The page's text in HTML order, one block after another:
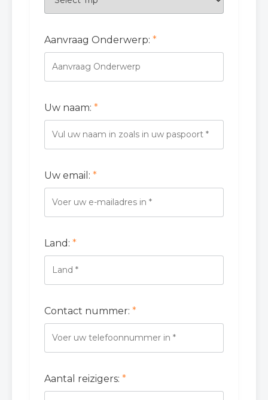
Aanvraag Onderwerp: *
Uw naam: *
Uw email: *
Land: *
Contact nummer: *
Aantal reizigers: *